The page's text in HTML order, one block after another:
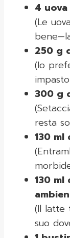
4
(Le
250 g
(Io
300 g
resta
130
130
(Il latte
suo